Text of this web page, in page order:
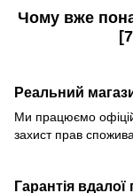
Чому вже
[
Реальний
Ми працюємо
захист прав
Гарантія вдалої